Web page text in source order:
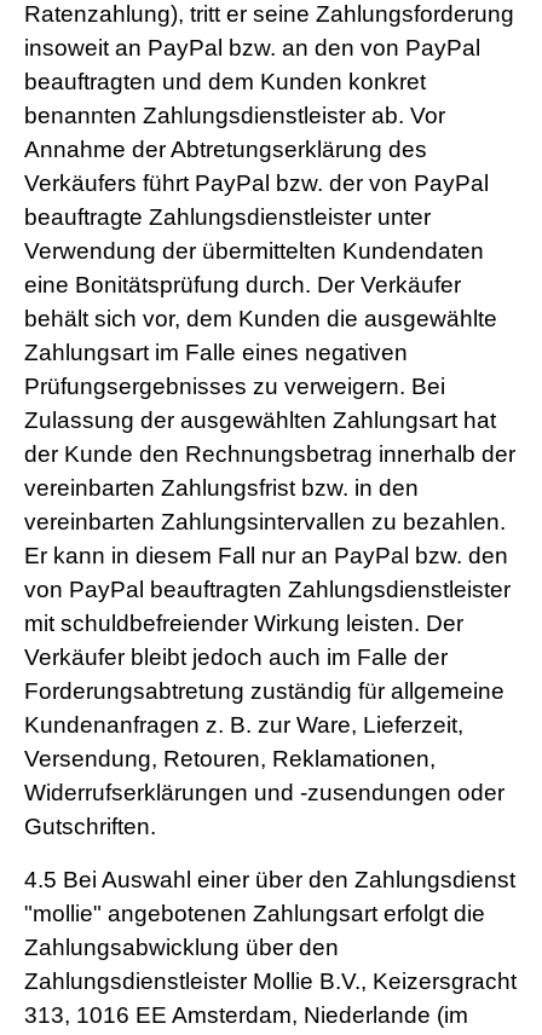
Ratenzahlung), tritt er seine Zahlungsforderung
insoweit an PayPal bzw. an den von PayPal
beauftragten und dem Kunden konkret
benannten Zahlungsdienstleister ab. Vor
Annahme der Abtretungserklärung des
Verkäufers führt PayPal bzw. der von PayPal
beauftragte Zahlungsdienstleister unter
Verwendung der übermittelten Kundendaten
eine Bonitätsprüfung durch. Der Verkäufer
behält sich vor, dem Kunden die ausgewählte
Zahlungsart im Falle eines negativen
Prüfungsergebnisses zu verweigern. Bei
Zulassung der ausgewählten Zahlungsart hat
der Kunde den Rechnungsbetrag innerhalb der
vereinbarten Zahlungsfrist bzw. in den
vereinbarten Zahlungsintervallen zu bezahlen.
Er kann in diesem Fall nur an PayPal bzw. den
von PayPal beauftragten Zahlungsdienstleister
mit schuldbefreiender Wirkung leisten. Der
Verkäufer bleibt jedoch auch im Falle der
Forderungsabtretung zuständig für allgemeine
Kundenanfragen z. B. zur Ware, Lieferzeit,
Versendung, Retouren, Reklamationen,
Widerrufserklärungen und -zusendungen oder
Gutschriften.
4.5 Bei Auswahl einer über den Zahlungsdienst
"mollie" angebotenen Zahlungsart erfolgt die
Zahlungsabwicklung über den
Zahlungsdienstleister Mollie B.V., Keizersgracht
313, 1016 EE Amsterdam, Niederlande (im